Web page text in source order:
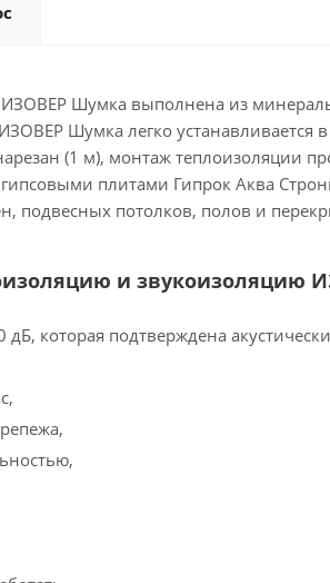
Шумка выполнена из
Шумка легко устанавливается
(1 м), монтаж теплоизоляции
плитами Гипрок Аква
подвесных потолков, полов и
и звукоизоляцию
дБ, которая подтверждена